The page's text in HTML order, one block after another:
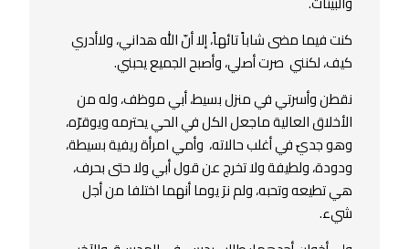
كنت فيما مضى شاباً تائهاً، إلا أنّ الله هداني، ولاأدري
كيف، لكنني صرت أصلي، وأصبح الجميع يحبني.
نقطن وأسرتي في منزل بسيط، أبي موظف، وله من
الأخلاق العالية ماجعل الكل في الحي يحترمه ويوقرّه،
وهو جديّ في أغلب حالاته، وأمي امرأة ريفية بسيطة،
ودودة، ولطيفة ولا تخرج عن قول أبي ولا حتى بحرف،
هي تطيعه وتحبه، ولم نرَ يوما أنهما اختلفا من أجل
شيء.